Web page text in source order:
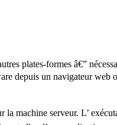
plates-formes â€”
depuis un navigateur web
la machine serveur. L’